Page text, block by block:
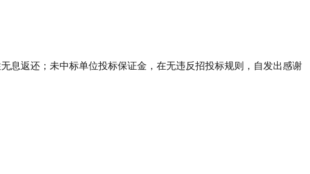
息返还；未中标单位投标保证金，在无违反招投标规则，自发出感谢